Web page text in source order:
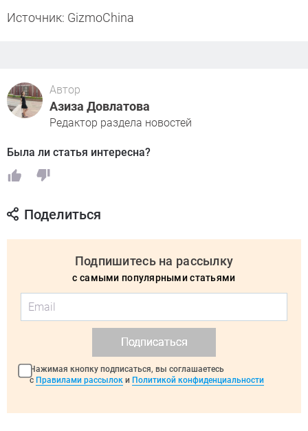
Источник: GizmoChina
Автор
Азиза Довлатова
Редактор раздела новостей
Была ли статья интересна?
Поделиться
Подпишитесь на рассылку
с самыми популярными статьями
Подписаться
Нажимая кнопку подписаться, вы соглашаетесь
с Правилами рассылок и Политикой конфиденциальности